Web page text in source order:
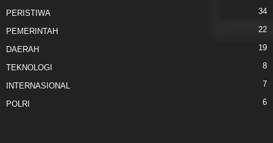
PERISTIWA 34
PEMERINTAH 22
DAERAH 19
TEKNOLOGI 8
INTERNASIONAL 7
POLRI 6